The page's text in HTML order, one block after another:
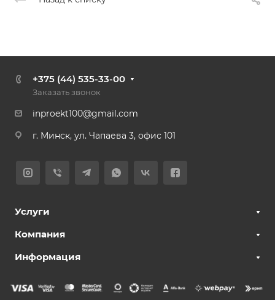
+375 (44) 535-33-00
Заказать звонок
inproekt100@gmail.com
г. Минск, ул. Чапаева 3, офис 101
Услуги
Компания
Информация